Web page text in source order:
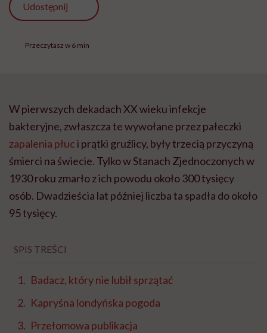
Udostępnij
Przeczytasz w 6 min
W pierwszych dekadach XX wieku infekcje
bakteryjne, zwłaszcza te wywołane przez pałeczki
zapalenia płuci prątki gruźlicy, były trzecią przyczyną
śmierci na świecie. Tylko w Stanach Zjednoczonych w
1930 roku zmarło z ich powodu około 300 tysięcy
osób. Dwadzieścia lat później liczba ta spadła do około
95 tysięcy.
SPIS TREŚCI
Badacz, który nie lubił sprzątać
Kapryśna londyńska pogoda
Przełomowa publikacja